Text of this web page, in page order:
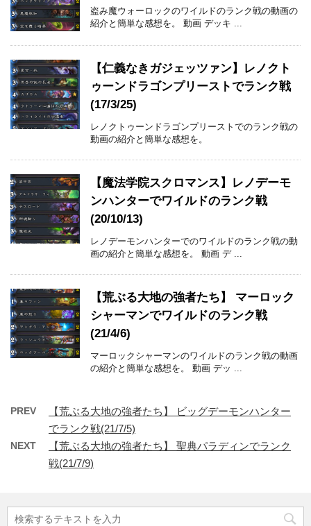
盗み魔ウォーロックのワイルドのランク戦の動画の
紹介と簡単な感想を。 動画 デッキ ...
【仁義なきガジェッツァン】レノクト
ゥーンドラゴンプリーストでランク戦
(17/3/25)
レノクトゥーンドラゴンプリーストでのランク戦の
動画の紹介と簡単な感想を。
【魔法学院スクロマンス】レノデーモ
ンハンターでワイルドのランク戦
(20/10/13)
レノデーモンハンターでのワイルドのランク戦の動
画の紹介と簡単な感想を。 動画 デ ...
【荒ぶる大地の強者たち】 マーロック
シャーマンでワイルドのランク戦
(21/4/6)
マーロックシャーマンのワイルドのランク戦の動画
の紹介と簡単な感想を。 動画 デッ ...
PREV
【荒ぶる大地の強者たち】 ビッグデーモンハンター
でランク戦(21/7/5)
NEXT
【荒ぶる大地の強者たち】 聖典パラディンでランク
戦(21/7/9)